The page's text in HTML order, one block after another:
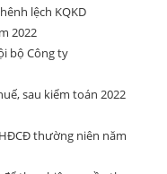
lệch KQKD
2022
bộ Công ty
sau kiểm toán 2022
thường niên năm